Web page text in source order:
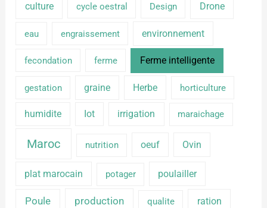
culture cycle oestral Design Drone
eau engraissement environnement
fecondation ferme Ferme intelligente
gestation graine Herbe horticulture
humidite Iot irrigation maraichage
Maroc nutrition oeuf Ovin
plat marocain potager poulailler
Poule production qualite ration